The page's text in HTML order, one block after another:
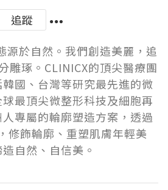
追蹤
源於自然。我們創造美麗，追
雕琢。CLINICX的頂尖醫療團
國、台灣等研究最先進的微
最頂尖微整形科技及細胞再
專屬的輪廓塑造方案，透過
修飾輪廓、重塑肌膚年輕美
自然、自信美。